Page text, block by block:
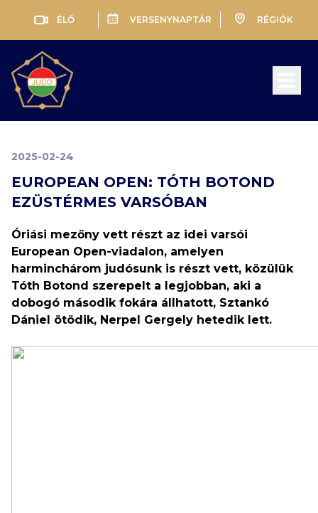
ÉLŐ VERSENYNAPTÁR RÉGIÓK
2025-02-24
EUROPEAN OPEN: TÓTH BOTOND
EZÜSTÉRMES VARSÓBAN
Óriási mezőny vett részt az idei varsói
European Open-viadalon, amelyen
harminchárom judósunk is részt vett, közülük
Tóth Botond szerepelt a legjobban, aki a
dobogó második fokára állhatott, Sztankó
Dániel ötödik, Nerpel Gergely hetedik lett.